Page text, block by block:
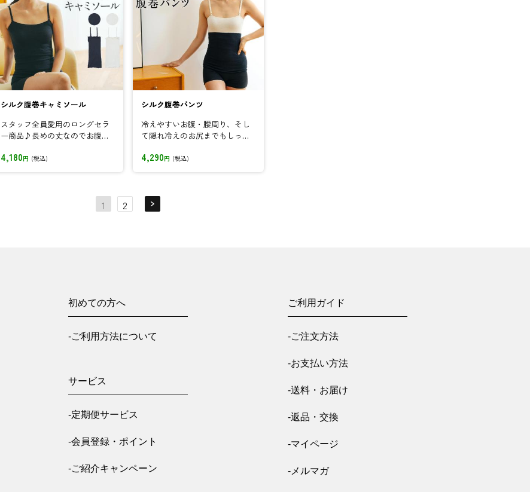
シルク腹巻キャミソール
スタッフ全員愛用のロングセラ
ー商品♪長めの丈なのでお腹・
いただけます!
4,180円 (税込)
シルク腹巻パンツ
冷えやすいお腹・腰周り、そし
て隠れ冷えのお尻までもしっか
4,290円 (税込)
1 2
初めての方へ
-ご利用方法について
サービス
-定期便サービス
-会員登録・ポイント
-ご紹介キャンペーン
ご利用ガイド
-ご注文方法
-お支払い方法
-送料・お届け
-返品・交換
-マイページ
-メルマガ